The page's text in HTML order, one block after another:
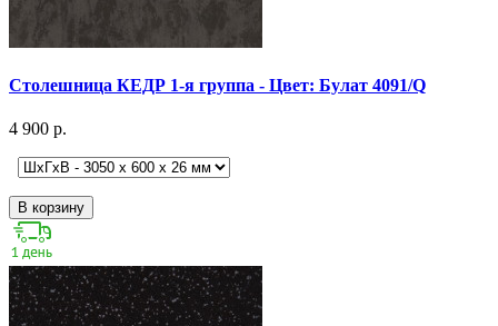
Столешница КЕДР 1-я группа - Цвет: Булат 4091/Q
4 900 р.
В корзину